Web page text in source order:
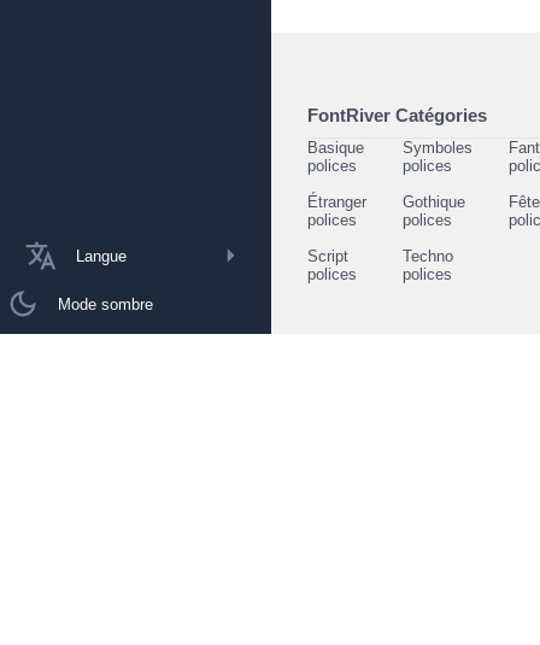
Langue
Mode sombre
FontRiver Catégories
Basique
polices
Symboles
polices
Étranger
polices
Gothique
polices
Script
polices
Techno
polices